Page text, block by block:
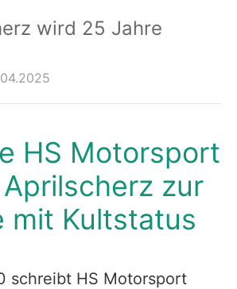
wird 25 Jahre
HS Motorsport
zur
mit Kultstatus
schreibt HS Motorsport